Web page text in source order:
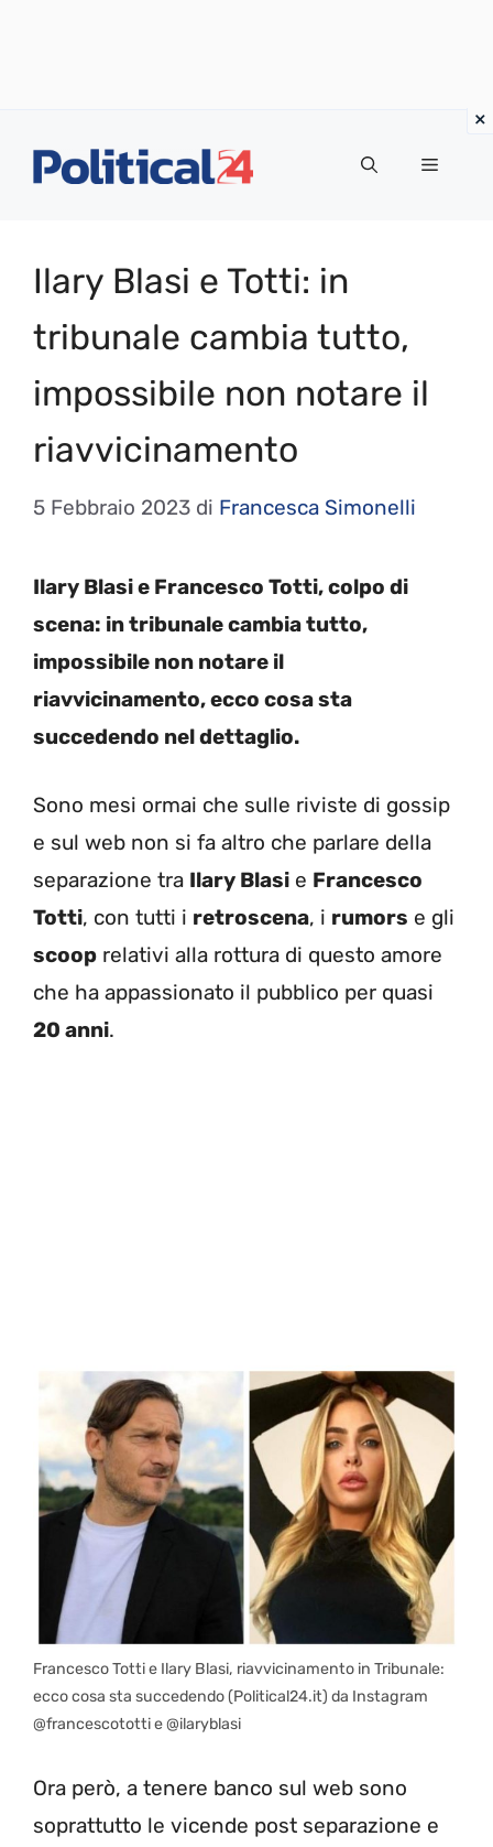
Menu
Ilary Blasi e Totti: in
tribunale cambia tutto,
impossibile non notare il
riavvicinamento
5 Febbraio 2023 di Francesca Simonelli
Ilary Blasi e Francesco Totti, colpo di
scena: in tribunale cambia tutto,
impossibile non notare il
riavvicinamento, ecco cosa sta
succedendo nel dettaglio.
Sono mesi ormai che sulle riviste di gossip
e sul web non si fa altro che parlare della
separazione tra Ilary Blasi e Francesco
Totti, con tutti i retroscena, i rumors e gli
scoop relativi alla rottura di questo amore
che ha appassionato il pubblico per quasi
20 anni.
Francesco Totti e Ilary Blasi, riavvicinamento in Tribunale:
ecco cosa sta succedendo (Political24.it) da Instagram
@francescototti e @ilaryblasi
Ora però, a tenere banco sul web sono
soprattutto le vicende post separazione e